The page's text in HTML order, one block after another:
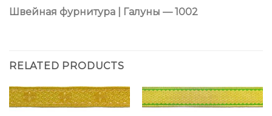
Швейная фурнитура | Галуны — 1002
RELATED PRODUCTS